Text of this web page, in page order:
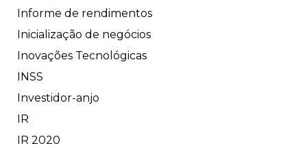
Informe de rendimentos
Inicialização de negócios
Inovações Tecnológicas
INSS
Investidor-anjo
IR
IR 2020